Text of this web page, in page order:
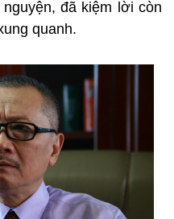
đã kiệm lời còn
quanh.